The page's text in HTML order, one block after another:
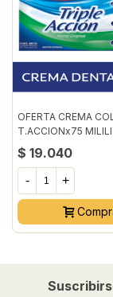
OFERTA CREMA
T.ACCIONx75
P.E
$ 19.040
- +